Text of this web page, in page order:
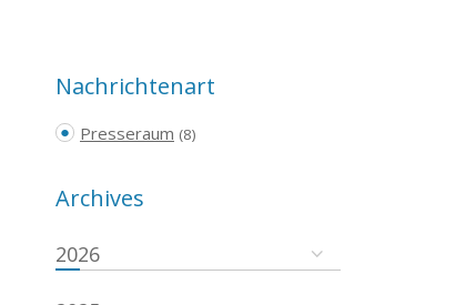
Nachrichtenart
Presseraum (8)
Archives
2026